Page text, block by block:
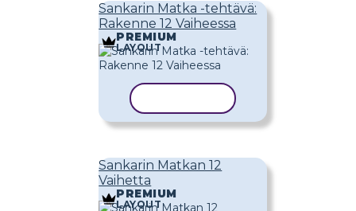
Sankarin Matka -tehtävä:
Rakenne 12 Vaiheessa
PREMIUM
LAYOUT
Sankarin Matkan 12
Vaihetta
PREMIUM
LAYOUT